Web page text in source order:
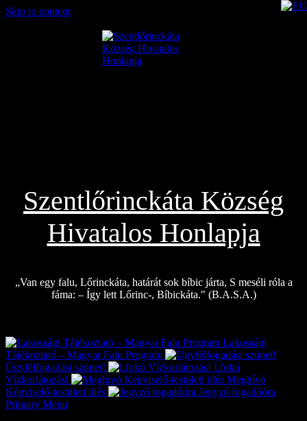
Skip to content
Szentlőrinckáta Község
Hivatalos Honlapja
„Van egy falu, Lőrinckáta, határát sok bíbic járta, S meséli róla a
fáma: – Így lett Lőrinc-, Bíbickáta." (B.A.S.A.)
Lakossági
Tájékoztató – Magyar Falu Program
Ügyfélfogadási szünet!
I.fokú
Vízkorlátozás!
Meghívó
Képviselő-testületi ülés
Jegyző fogadóóra
Primary Menu